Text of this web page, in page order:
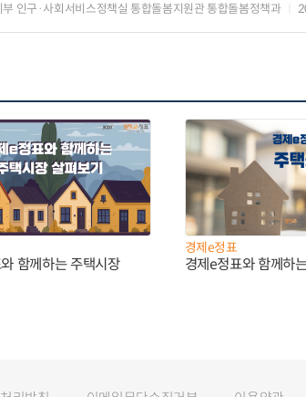
부 인구·사회서비스정책실 통합돌봄지원관 통합돌봄정책과
함께하는 주택시장
경제e정표
경제e정표와 함께하